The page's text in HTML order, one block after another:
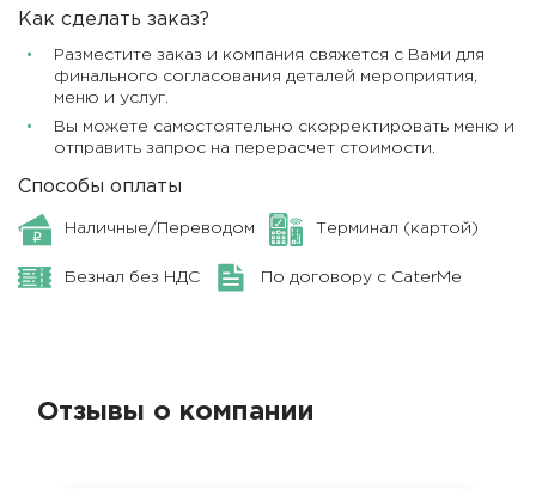
Как сделать заказ?
Разместите заказ и компания свяжется с Вами для
финального согласования деталей мероприятия,
меню и услуг.
Вы можете самостоятельно скорректировать меню и
отправить запрос на перерасчет стоимости.
Способы оплаты
Наличные/Переводом Терминал (картой)
Безнал без НДС По договору с CaterMe
Отзывы о компании